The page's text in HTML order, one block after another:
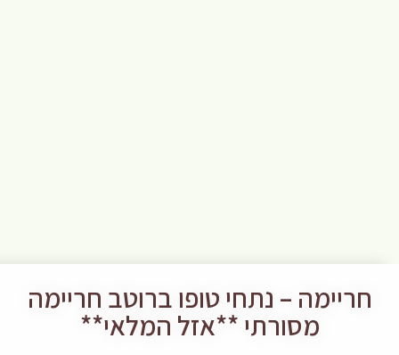
חריימה – נתחי טופו ברוטב חריימה
מסורתי **אזל המלאי**